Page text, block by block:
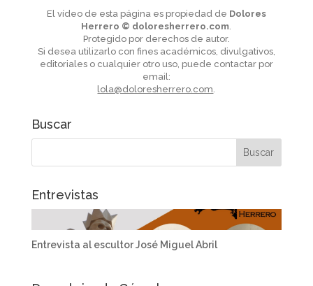
El vídeo de esta página es propiedad de Dolores
Herrero © doloresherrero.com
Protegido por derechos de autor.
Si desea utilizarlo con fines académicos, divulgativos,
editoriales o cualquier otro uso, puede contactar por
email:
lola@doloresherrero.com
Buscar
Entrevistas
Entrevista al escultor José Miguel Abril